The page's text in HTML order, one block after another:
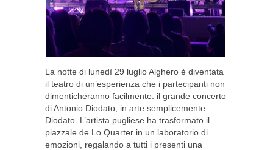
La notte di lunedì 29 luglio Alghero è diventata
il teatro di un’esperienza che i partecipanti non
dimenticheranno facilmente: il grande concerto
di Antonio Diodato, in arte semplicemente
Diodato. L’artista pugliese ha trasformato il
piazzale de Lo Quarter in un laboratorio di
emozioni, regalando a tutti i presenti una